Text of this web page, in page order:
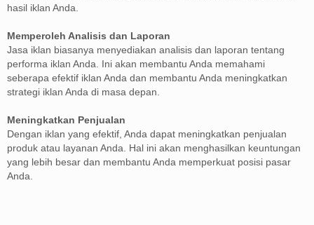
hasil iklan Anda.
Memperoleh Analisis dan Laporan
Jasa iklan biasanya menyediakan analisis dan laporan tentang
performa iklan Anda. Ini akan membantu Anda memahami
seberapa efektif iklan Anda dan membantu Anda meningkatkan
strategi iklan Anda di masa depan.
Meningkatkan Penjualan
Dengan iklan yang efektif, Anda dapat meningkatkan penjualan
produk atau layanan Anda. Hal ini akan menghasilkan keuntungan
yang lebih besar dan membantu Anda memperkuat posisi pasar
Anda.